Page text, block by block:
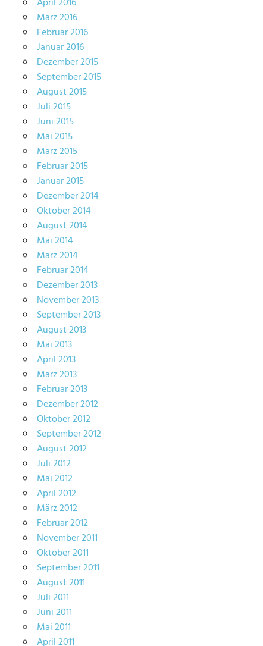
März 2016
Februar 2016
Januar 2016
Dezember 2015
September 2015
August 2015
Juli 2015
Juni 2015
Mai 2015
März 2015
Februar 2015
Januar 2015
Dezember 2014
Oktober 2014
August 2014
Mai 2014
März 2014
Februar 2014
Dezember 2013
November 2013
September 2013
August 2013
Mai 2013
April 2013
März 2013
Februar 2013
Dezember 2012
Oktober 2012
September 2012
August 2012
Juli 2012
Mai 2012
April 2012
März 2012
Februar 2012
November 2011
Oktober 2011
September 2011
August 2011
Juli 2011
Juni 2011
Mai 2011
April 2011